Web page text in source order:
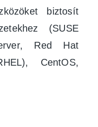
biztosít
(SUSE
Red Hat
CentOS,